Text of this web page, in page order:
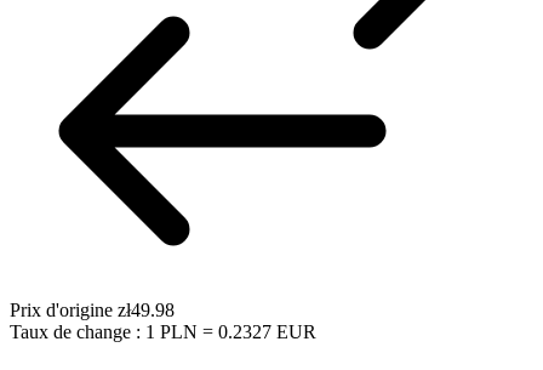
Prix d'origine zł49.98
Taux de change : 1 PLN = 0.2327 EUR